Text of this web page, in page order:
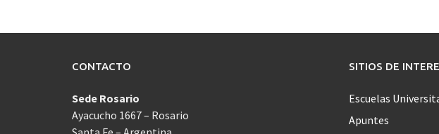
CONTACTO
Sede Rosario
Ayacucho 1667 – Rosario
SITIOS DE
Escuelas
Apuntes